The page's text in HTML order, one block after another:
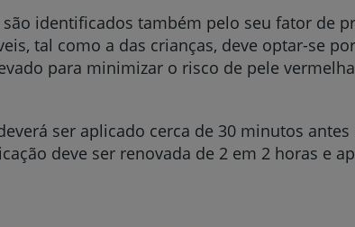
identificados também pelo seu fator de
tal como a das crianças, deve optar-se
para minimizar o risco de pele
ser aplicado cerca de 30 minutos antes
deve ser renovada de 2 em 2 horas e